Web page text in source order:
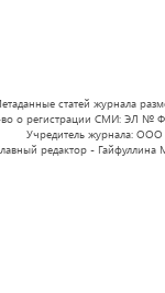
статей журнала
о регистрации СМИ: ЭЛ №
Учредитель журнала:
редактор -